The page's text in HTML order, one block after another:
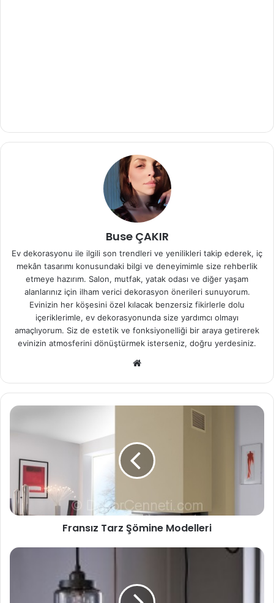
Buse ÇAKIR
Ev dekorasyonu ile ilgili son trendleri ve yenilikleri takip ederek, iç
mekân tasarımı konusundaki bilgi ve deneyimimle size rehberlik
etmeye hazırım. Salon, mutfak, yatak odası ve diğer yaşam
alanlarınız için ilham verici dekorasyon önerileri sunuyorum.
Evinizin her köşesini özel kılacak benzersiz fikirlerle dolu
içeriklerimle, ev dekorasyonunda size yardımcı olmayı
amaçlıyorum. Siz de estetik ve fonksiyonelliği bir araya getirerek
evinizin atmosferini dönüştürmek isterseniz, doğru yerdesiniz.
sit
esi
Fransız Tarz Şömine Modelleri